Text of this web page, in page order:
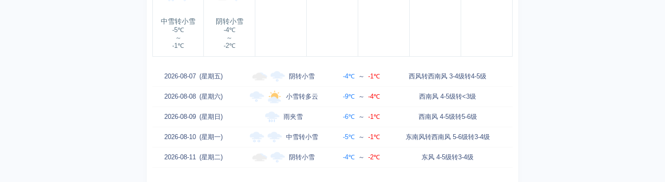
中雪转小雪
-5℃
～
-1℃
阴转小雪
-4℃
～
-2℃
2026-08-07 (星期五) 阴转小雪 -4℃ ～ -1℃ 西风转西南风 3-4级转4-5级
2026-08-08 (星期六) 小雪转多云 -9℃ ～ -4℃ 西南风 4-5级转<3级
2026-08-09 (星期日) 雨夹雪 -6℃ ～ -1℃ 西南风 4-5级转5-6级
2026-08-10 (星期一) 中雪转小雪 -5℃ ～ -1℃ 东南风转西南风 5-6级转3-4级
2026-08-11 (星期二) 阴转小雪 -4℃ ～ -2℃ 东风 4-5级转3-4级